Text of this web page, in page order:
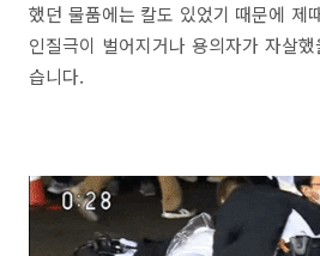
했던 물품에는 칼도 있었기 때문에 제
인질극이 벌어지거나 용의자가 자살
습니다.